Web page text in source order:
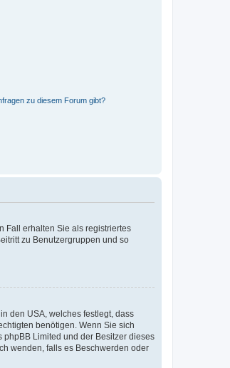
zu diesem Forum gibt?
Fall erhalten Sie als registriertes
zu Benutzergruppen und so
den USA, welches festlegt, dass
benötigen. Wenn Sie sich
Limited und der Besitzer dieses
wenden, falls es Beschwerden oder